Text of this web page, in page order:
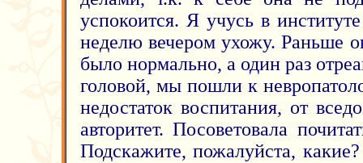
успокоится. Я учусь в
неделю вечером ухожу. Раньше
было нормально, а один раз
головой, мы пошли к
недостаток воспитания, от
авторитет. Посоветовала
Подскажите, пожалуйста,